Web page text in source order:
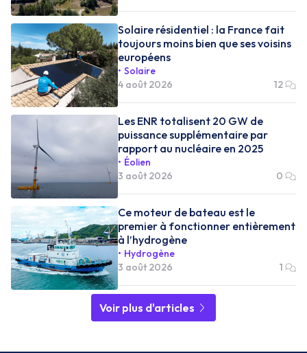
Solaire résidentiel : la France fait
toujours moins bien que ses voisins
européens
Solaire
4 août 2026
12
Les ENR totalisent 20 GW de
puissance supplémentaire par
rapport au nucléaire en 2025
Éolien
3 août 2026
0
Ce moteur de bateau est le
premier à fonctionner entièrement
à l’hydrogène
Hydrogène
3 août 2026
1
Voir plus d'articles